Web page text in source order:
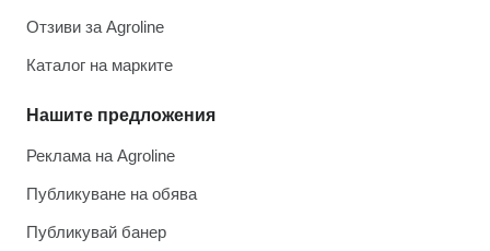
Отзиви за Agroline
Каталог на марките
Нашите предложения
Реклама на Agroline
Публикуване на обява
Публикувай банер